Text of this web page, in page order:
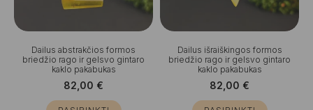
Dailus abstrakčios formos
briedžio rago ir gelsvo gintaro
kaklo pakabukas
82,00 €
Dailus išraiškingos formos
briedžio rago ir gelsvo gintaro
kaklo pakabukas
82,00 €